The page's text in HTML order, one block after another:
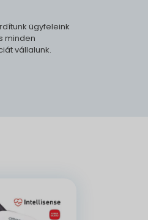
ügyfeleink
minden
vállalunk.